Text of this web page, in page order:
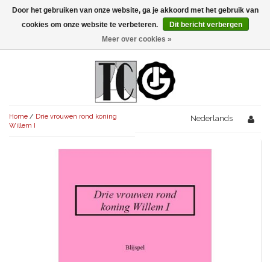
Menu
AVONDVULLEND (+75')
KORT (-30')
OVERIG (30'-75')
AVONDVULLEND (+75')
KORT (-30')
THRILLERS
SENIORENTONEEL
Home / Drie vrouwen rond koning
Willem I
Nederlands
Door het gebruiken van onze website, ga je akkoord met het gebruik van
cookies om onze website te verbeteren.
Dit bericht verbergen
Meer over cookies »